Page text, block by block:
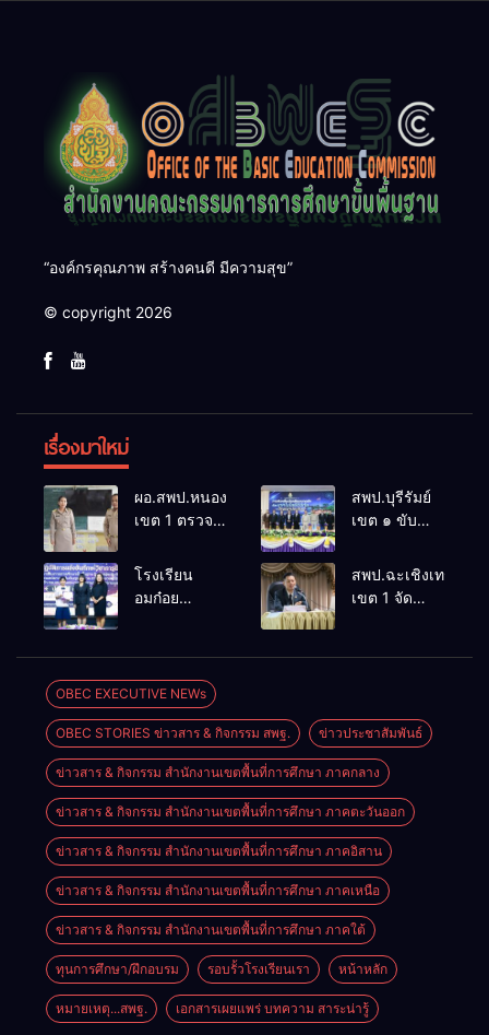
“องค์กรคุณภาพ สร้างคนดี มีความสุข”
© copyright 2026
เรื่องมาใหม่
ผอ.สพป.หนองคาย
เขต 1 ตรวจ
กำลังใจใน
การจัดการ
อนุบาลอรุณ
รังษี
สพป.บุรีรัมย์
เขต ๑ ขับ
โรงเรียน
ขนาดเล็กด้วย
ปัญญา
โรงเรียน
อมก๋อย
คว้ารางวัล
ชนะเลิศและ
รองชนะเลิศ
การแข่งขัน
ทักษะวิชาการ
นักเรียนระดับ
สพฐ.
สพป.ฉะเชิงเทรา
เขต 1 จัด
ประเมิน
ตำแหน่ง ขอมี
วิทยฐานะ
เชี่ยวชาญ
เกณฑ์ใหม่
(PA)
OBEC EXECUTIVE NEWs
OBEC STORIES ข่าวสาร & กิจกรรม สพฐ. ข่าวประชาสัมพันธ์
ข่าวสาร & กิจกรรม สำนักงานเขตพื้นที่การศึกษา ภาคกลาง
ข่าวสาร & กิจกรรม สำนักงานเขตพื้นที่การศึกษา ภาคตะวันออก
ข่าวสาร & กิจกรรม สำนักงานเขตพื้นที่การศึกษา ภาคอิสาน
ข่าวสาร & กิจกรรม สำนักงานเขตพื้นที่การศึกษา ภาคเหนือ
ข่าวสาร & กิจกรรม สำนักงานเขตพื้นที่การศึกษา ภาคใต้
ทุนการศึกษา/ฝึกอบรม รอบรั้วโรงเรียนเรา หน้าหลัก
หมายเหตุ...สพฐ. เอกสารเผยแพร่ บทความ สาระน่ารู้